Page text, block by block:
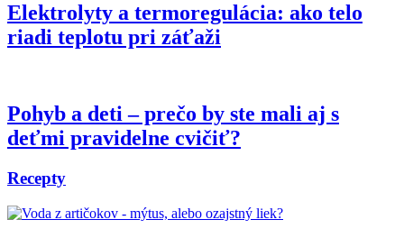
Elektrolyty a termoregulácia: ako telo
riadi teplotu pri záťaži
Pohyb a deti – prečo by ste mali aj s
deťmi pravidelne cvičiť?
Recepty